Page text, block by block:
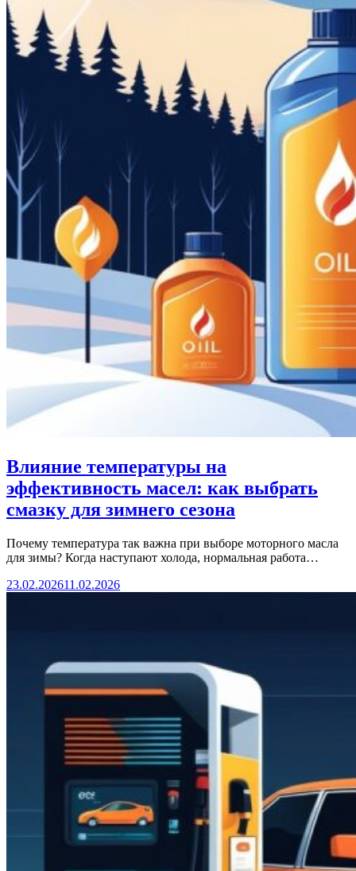
Влияние температуры на
эффективность масел: как выбрать
смазку для зимнего сезона
Почему температура так важна при выборе моторного масла
для зимы? Когда наступают холода, нормальная работа…
23.02.202611.02.2026